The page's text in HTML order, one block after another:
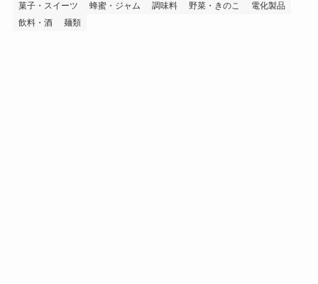
菓子・スイーツ
蜂蜜・ジャム 調味料 野菜・きのこ
電化製品
飲料・酒
麺類